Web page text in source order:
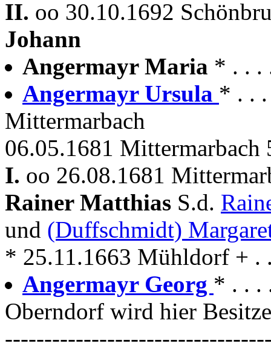
II. oo 30.10.1692
Johann
Angermayr Maria * . . .
Angermayr Ursula * . .
Mittermarbach
06.05.1681 Mittermarbach
I. oo 26.08.1681
Rainer Matthias S.d.
und (Duffschmidt)
* 25.11.1663 Mühldorf + .
Angermayr Georg * . . .
Oberndorf wird hier